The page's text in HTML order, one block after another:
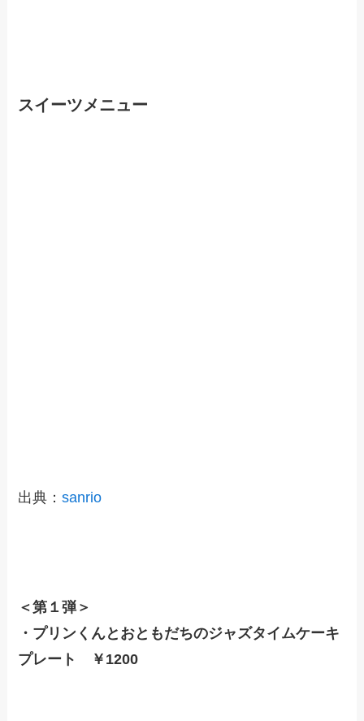
スイーツメニュー
出典：sanrio
＜第１弾＞
・プリンくんとおともだちのジャズタイムケーキ
プレート ￥1200